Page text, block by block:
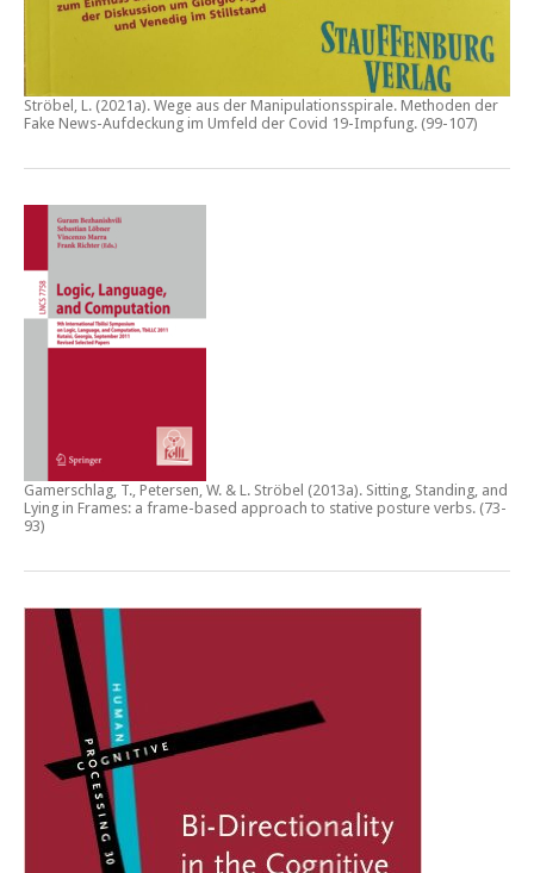
Ströbel, L. (2021a). Wege aus der Manipulationsspirale. Methoden der
Fake News-Aufdeckung im Umfeld der Covid 19-Impfung. (99-107)
Gamerschlag, T., Petersen, W. & L. Ströbel (2013a). Sitting, Standing, and
Lying in Frames: a frame-based approach to stative posture verbs. (73-
93)